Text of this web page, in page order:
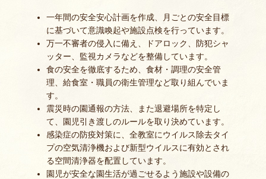
一年間の安全安心計画を作成、月ごとの安全目標
に基づいて意識喚起や施設点検を行っています。
万一不審者の侵入に備え、ドアロック、防犯シャ
ッター、監視カメラなどを整備しています。
食の安全を徹底するため、食材・調理の安全管
理、給食室・職員の衛生管理など取り組んでいま
す。
震災時の園通報の方法、また退避場所を特定し
て、園児引き渡しのルールを取り決めています。
感染症の防疫対策に、全教室にウイルス除去タイ
プの空気清浄機および新型ウイルスに有効とされ
る空間清浄器を配置しています。
園児が安全な園生活が過ごせるよう施設や設備の